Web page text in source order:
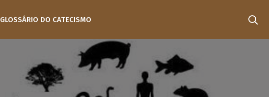
GLOSSÁRIO DO CATECISMO